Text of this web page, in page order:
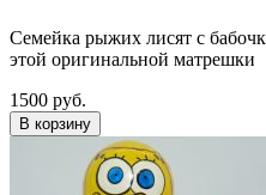
Семейка рыжих лисят с
этой оригинальной матрешки
1500 руб.
В корзину